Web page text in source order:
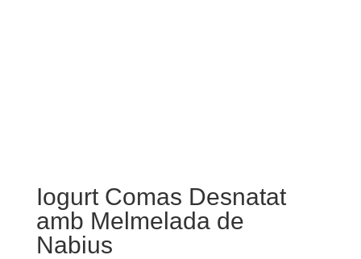
Iogurt Comas Desnatat
amb Melmelada de
Nabius